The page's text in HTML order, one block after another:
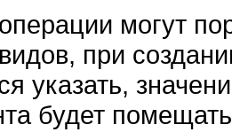
могут
при
указать,
будет